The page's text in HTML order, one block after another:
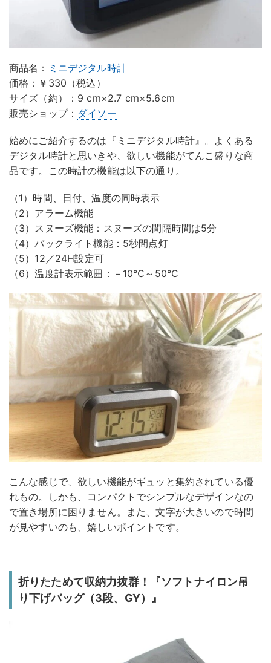
商品名： ミニデジタル時計
価格：￥330（税込）
サイズ（約）：9 cm×2.7 cm×5.6cm
販売ショップ： ダイソー
始めにご紹介するのは『ミニデジタル時計』。よくある
デジタル時計と思いきや、欲しい機能がてんこ盛りな商
品です。この時計の機能は以下の通り。
（1）時間、日付、温度の同時表示
（2）アラーム機能
（3）スヌーズ機能：スヌーズの間隔時間は5分
（4）バックライト機能：5秒間点灯
（5）12／24H設定可
（6）温度計表示範囲：－10℃～50℃
こんな感じで、欲しい機能がギュッと集約されている優
れもの。しかも、コンパクトでシンプルなデザインなの
で置き場所に困りません。また、文字が大きいので時間
が見やすいのも、嬉しいポイントです。
折りたためて収納力抜群！『ソフトナイロン吊
り下げバッグ（3段、GY）』